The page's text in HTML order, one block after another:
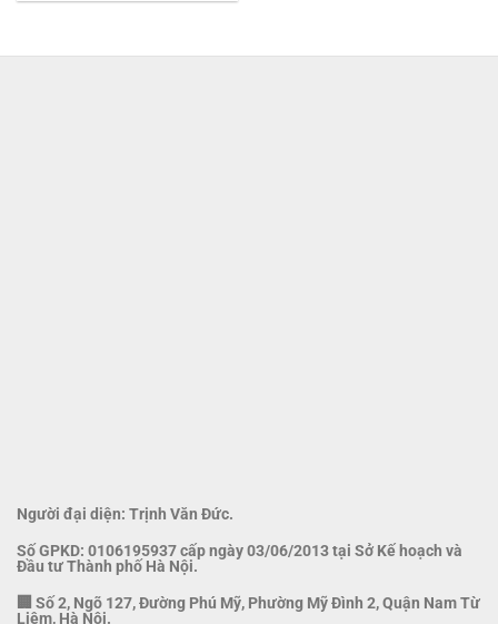
Người đại diện: Trịnh Văn Đức.
Số GPKD: 0106195937 cấp ngày 03/06/2013 tại Sở Kế hoạch và
Đầu tư Thành phố Hà Nội.
🏢 Số 2, Ngõ 127, Đường Phú Mỹ, Phường Mỹ Đình 2, Quận Nam Từ
Liêm, Hà Nội.